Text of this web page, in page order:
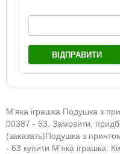
ВІДПРАВИТИ
М'яка іграшка Подушка з
00387 - 63. Замовити,
(заказать)Подушка з
- 63 купити М'яка іграшка: